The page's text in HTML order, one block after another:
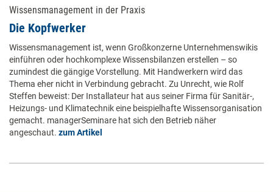
Wissensmanagement in der Praxis
Die Kopfwerker
Wissensmanagement ist, wenn Großkonzerne Unternehmenswikis
einführen oder hochkomplexe Wissensbilanzen erstellen – so
zumindest die gängige Vorstellung. Mit Handwerkern wird das
Thema eher nicht in Verbindung gebracht. Zu Unrecht, wie Rolf
Steffen beweist: Der Installateur hat aus seiner Firma für Sanitär-,
Heizungs- und Klimatechnik eine beispielhafte Wissensorganisation
gemacht. managerSeminare hat sich den Betrieb näher
angeschaut. zum Artikel